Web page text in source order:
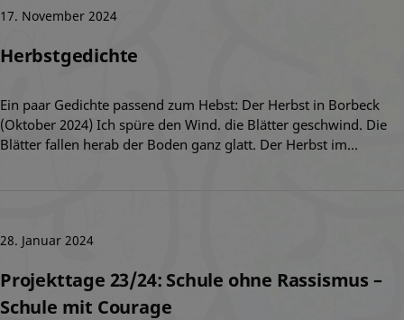
17. November 2024
Herbstgedichte
Ein paar Gedichte passend zum Hebst: Der Herbst in Borbeck
(Oktober 2024) Ich spüre den Wind. die Blätter geschwind. Die
Blätter fallen herab der Boden ganz glatt. Der Herbst im…
28. Januar 2024
Projekttage 23/24: Schule ohne Rassismus –
Schule mit Courage